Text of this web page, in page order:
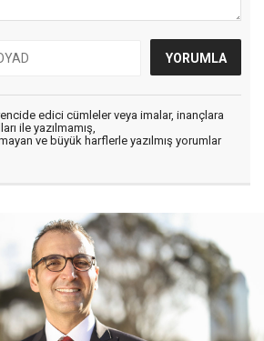
edici cümleler veya imalar, inançlara
ile yazılmamış,
ve büyük harflerle yazılmış yorumlar